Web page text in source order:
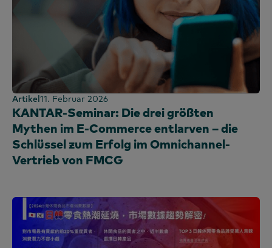
Artikel11. Februar 2026
KANTAR-Seminar: Die drei größten
Mythen im E-Commerce entlarven – die
Schlüssel zum Erfolg im Omnichannel-
Vertrieb von FMCG